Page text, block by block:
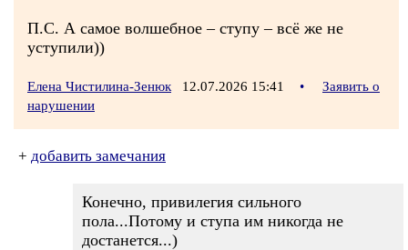
П.С. А самое волшебное – ступу – всё же не
уступили))
Елена Чистилина-Зенюк 12.07.2026 15:41 •
Заявить о
нарушении
+ добавить замечания
Конечно, привилегия сильного
пола...Потому и ступа им никогда не
достанется...)